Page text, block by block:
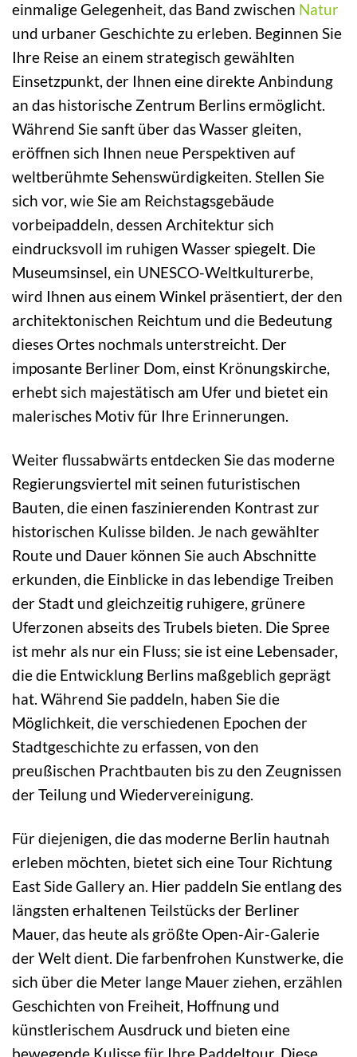
einmalige Gelegenheit, das Band zwischen Natur
und urbaner Geschichte zu erleben. Beginnen Sie
Ihre Reise an einem strategisch gewählten
Einsetzpunkt, der Ihnen eine direkte Anbindung
an das historische Zentrum Berlins ermöglicht.
Während Sie sanft über das Wasser gleiten,
eröffnen sich Ihnen neue Perspektiven auf
weltberühmte Sehenswürdigkeiten. Stellen Sie
sich vor, wie Sie am Reichstagsgebäude
vorbeipaddeln, dessen Architektur sich
eindrucksvoll im ruhigen Wasser spiegelt. Die
Museumsinsel, ein UNESCO-Weltkulturerbe,
wird Ihnen aus einem Winkel präsentiert, der den
architektonischen Reichtum und die Bedeutung
dieses Ortes nochmals unterstreicht. Der
imposante Berliner Dom, einst Krönungskirche,
erhebt sich majestätisch am Ufer und bietet ein
malerisches Motiv für Ihre Erinnerungen.
Weiter flussabwärts entdecken Sie das moderne
Regierungsviertel mit seinen futuristischen
Bauten, die einen faszinierenden Kontrast zur
historischen Kulisse bilden. Je nach gewählter
Route und Dauer können Sie auch Abschnitte
erkunden, die Einblicke in das lebendige Treiben
der Stadt und gleichzeitig ruhigere, grünere
Uferzonen abseits des Trubels bieten. Die Spree
ist mehr als nur ein Fluss; sie ist eine Lebensader,
die die Entwicklung Berlins maßgeblich geprägt
hat. Während Sie paddeln, haben Sie die
Möglichkeit, die verschiedenen Epochen der
Stadtgeschichte zu erfassen, von den
preußischen Prachtbauten bis zu den Zeugnissen
der Teilung und Wiedervereinigung.
Für diejenigen, die das moderne Berlin hautnah
erleben möchten, bietet sich eine Tour Richtung
East Side Gallery an. Hier paddeln Sie entlang des
längsten erhaltenen Teilstücks der Berliner
Mauer, das heute als größte Open-Air-Galerie
der Welt dient. Die farbenfrohen Kunstwerke, die
sich über die Meter lange Mauer ziehen, erzählen
Geschichten von Freiheit, Hoffnung und
künstlerischem Ausdruck und bieten eine
bewegende Kulisse für Ihre Paddeltour. Diese